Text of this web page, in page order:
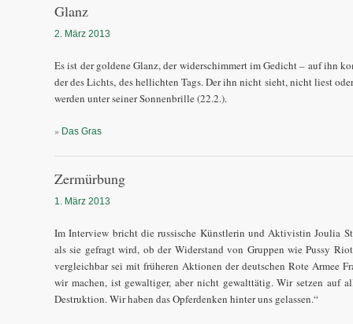
Glanz
2. März 2013
Es ist der goldene Glanz, der widerschimmert im Gedicht – auf ihn
der des Lichts, des hellichten Tags. Der ihn nicht sieht, nicht liest
werden unter seiner Sonnenbrille (22.2.).
» Das Gras
Zermürbung
1. März 2013
Im Interview bricht die russische Künstlerin und Aktivistin Joulia
als sie gefragt wird, ob der Widerstand von Gruppen wie Pussy
vergleichbar sei mit früheren Aktionen der deutschen Rote Armee
wir machen, ist gewaltiger, aber nicht gewalttätig. Wir setzen auf
Destruktion. Wir haben das Opferdenken hinter uns gelassen.“